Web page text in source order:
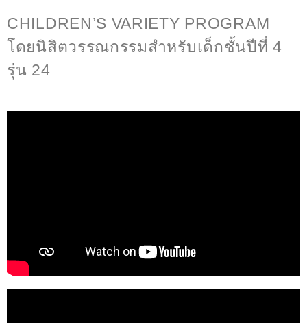
CHILDREN’S VARIETY PROGRAM
โดยนิสิตวรรณกรรมสำหรับเด็กชั้นปีที่ 4
รุ่น 24